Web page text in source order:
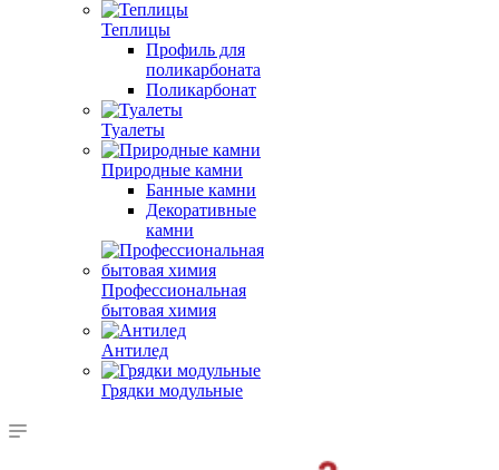
Теплицы
Профиль для
поликарбоната
Поликарбонат
Туалеты
Природные камни
Банные камни
Декоративные
камни
Профессиональная
бытовая химия
Антилед
Грядки модульные